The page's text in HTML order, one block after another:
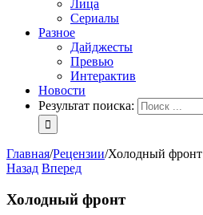
Лица
Сериалы
Разное
Дайджесты
Превью
Интерактив
Новости
Результат поиска:
Главная/Рецензии/Холодный фронт
Назад Вперед
Холодный фронт